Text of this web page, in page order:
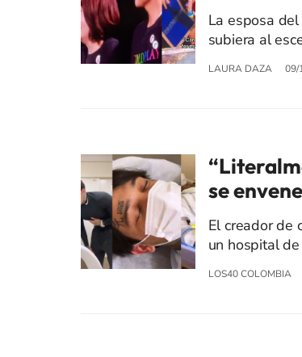
La esposa
subiera al
LAURA DAZA 09/
se
El creador de
un hospital de
LOS40 COLOMBIA